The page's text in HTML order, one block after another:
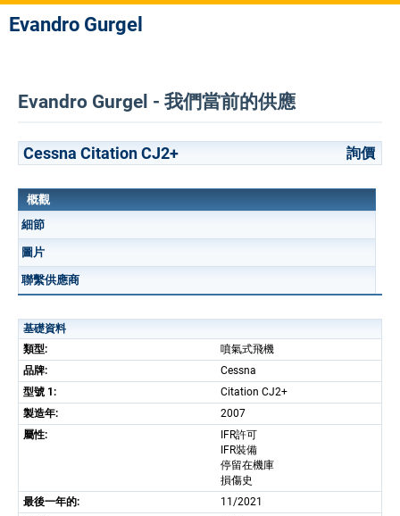
Evandro Gurgel
Evandro Gurgel - 我們當前的供應
Cessna Citation CJ2+ 詢價
概觀
細節
圖片
聯繫供應商
基礎資料
類型:
噴氣式飛機
品牌:
Cessna
型號 1:
Citation CJ2+
製造年:
2007
屬性:
IFR許可
IFR裝備
停留在機庫
損傷史
最後一年的:
11/2021